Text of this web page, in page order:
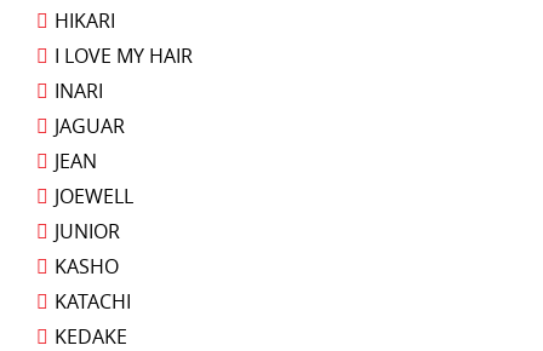
HIKARI
I LOVE MY HAIR
INARI
JAGUAR
JEAN
JOEWELL
JUNIOR
KASHO
KATACHI
KEDAKE